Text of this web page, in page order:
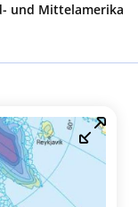
und Mittelamerika